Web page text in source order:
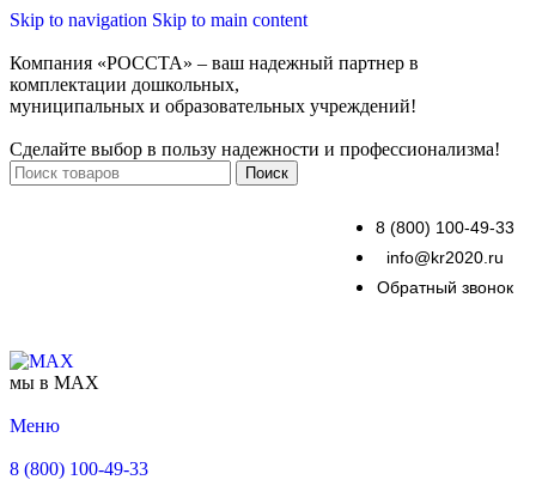
Skip to navigation Skip to main content
Компания «РОССТА» – ваш надежный партнер в
комплектации дошкольных,
муниципальных и образовательных учреждений!
Сделайте выбор в пользу надежности и профессионализма!
Поиск
8 (800) 100-49-33
info@kr2020.ru
Обратный звонок
мы в MAX
Меню
8 (800) 100-49-33